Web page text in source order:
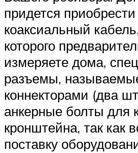
придется приобрести
коаксиальный
которого
измеряете дома,
разъемы,
коннекторами (два
анкерные болты для
кронштейна, так как
поставку